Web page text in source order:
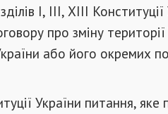
I, ІІІ, XIII
про зміну території
або його окремих
України питання, яке